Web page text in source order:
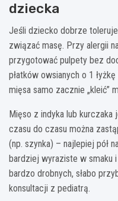
dziecka
Jeśli dziecko dobrze
związać masę. Przy alergii
przygotować pulpety bez
płatków owsianych o 1
mięsa samo zacznie „kleić”
Mięso z indyka lub kurczaka
czasu do czasu można
(np. szynka) – najlepiej pół
bardziej wyraziste w smaku
bardzo drobnych, słabo
konsultacji z pediatrą.